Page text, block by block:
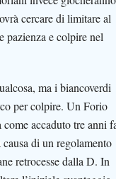
cercare di limitare al
pazienza e colpire nel
ma i biancoverdi
per colpire. Un Forio
come accaduto tre anni
di un regolamento
retrocesse dalla D. In